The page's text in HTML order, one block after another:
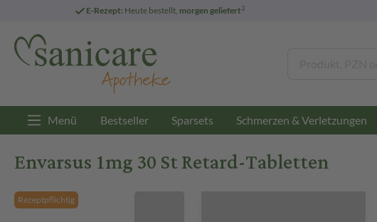
E-Rezept: Heute bestellt, morgen geliefert3
Menü Bestseller Sparsets Schmerzen & Verletzungen
Envarsus 1mg 30 St Retard-Tabletten
Rezeptpflichtig